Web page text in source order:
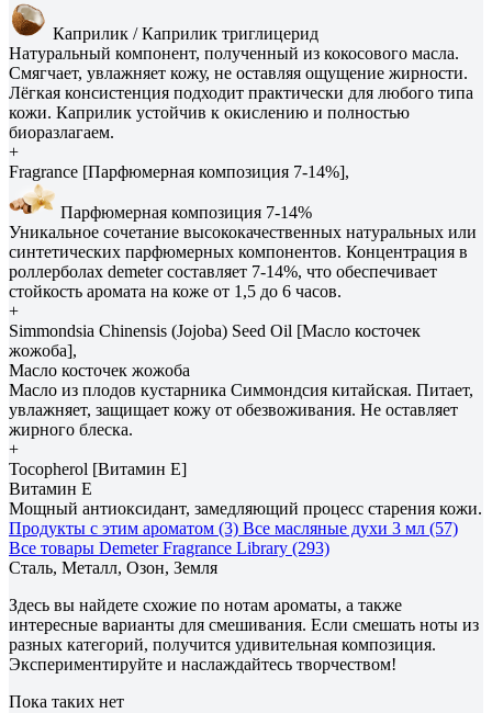
Каприлик / Каприлик триглицерид
Натуральный компонент, полученный из кокосового масла.
Смягчает, увлажняет кожу, не оставляя ощущение жирности.
Лёгкая консистенция подходит практически для любого типа
кожи. Каприлик устойчив к окислению и полностью
биоразлагаем.
+
Fragrance [Парфюмерная композиция 7-14%],
Парфюмерная композиция 7-14%
Уникальное сочетание высококачественных натуральных или
синтетических парфюмерных компонентов. Концентрация в
роллерболах demeter составляет 7-14%, что обеспечивает
стойкость аромата на коже от 1,5 до 6 часов.
+
Simmondsia Сhinensis (Jojoba) Seed Oil [Масло косточек
жожоба],
Масло косточек жожоба
Масло из плодов кустарника Симмондсия китайская. Питает,
увлажняет, защищает кожу от обезвоживания. Не оставляет
жирного блеска.
+
Tocopherol [Витамин E]
Витамин E
Мощный антиоксидант, замедляющий процесс старения кожи.
Продукты с этим ароматом (3) Все масляные духи 3 мл (57)
Все товары Demeter Fragrance Library (293)
Сталь, Металл, Озон, Земля
Здесь вы найдете схожие по нотам ароматы, а также
интересные варианты для смешивания. Если смешать ноты из
разных категорий, получится удивительная композиция.
Экспериментируйте и наслаждайтесь творчеством!
Пока таких нет